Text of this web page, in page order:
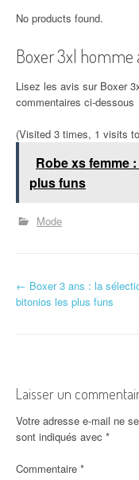
No products found.
Boxer 3xl homme
Lisez les avis sur Boxer
commentaires ci-dessous
(Visited 3 times, 1 visits
Robe xs femme
plus funs
Mode
N
g
a
t
← Boxer 3 ans : la
bitonios les plus funs
Laisser un
Votre adresse e-mail ne
sont indiqués avec *
Commentaire *